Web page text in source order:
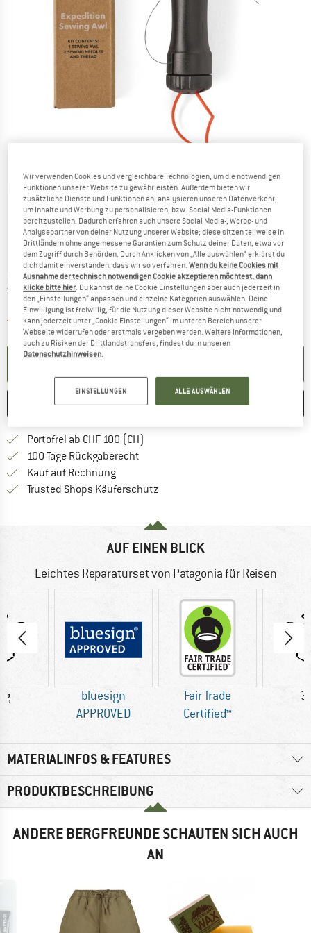
Detailansichten
Preis:CHF28.95 inkl. MwSt., zollfreie Lieferung
zzgl. VersandkostenInformationen zu den Versandkosten. Öffnet sich in
Artikel zur Zeit leider ausverkauftDer Link öffnet sich in einer Infobox
MERKEN VERGLEICHEN
Portofrei ab CHF 100 (CH)
100 Tage Rückgaberecht
Kauf auf RechnungFinde die Zahlungs-Infos hier! Öffnet
Trusted Shops Käuferschutz
AUF EINEN BLICK
Leichtes Reparaturset von Patagonia für Reisen
g
bluesign
APPROVED
Fair Trade
Certified™
MATERIALINFOS & FEATURES
PRODUKTBESCHREIBUNG
ANDERE BERGFREUNDE SCHAUTEN SICH AUCH
AN
Wir verwenden Cookies und vergleichbare Technologien, um die notwendigen
Funktionen unserer Website zu gewährleisten. Außerdem bieten wir
zusätzliche Dienste und Funktionen an, analysieren unseren Datenverkehr,
um Inhalte und Werbung zu personalisieren, bzw. Social Media-Funktionen
bereitzustellen. Dadurch erfahren auch unsere Social Media-, Werbe- und
Analysepartner von deiner Nutzung unserer Website; diese sitzen teilweise in
Drittländern ohne angemessene Garantien zum Schutz deiner Daten, etwa vor
dem Zugriff durch Behörden. Durch Anklicken von „Alle auswählen“ erklärst du
dich damit einverstanden, dass wir so verfahren.Wenn du keine Cookies mit
Ausnahme der technisch notwendigen Cookie akzeptieren möchtest, dann
klicke bitte hier . Du kannst deine Cookie Einstellungen aber auch jederzeit in
den „Einstellungen“ anpassen und einzelne Kategorien auswählen. Deine
Einwilligung ist freiwillig, für die Nutzung dieser Website nicht notwendig und
kann jederzeit unter „Cookie Einstellungen“ im unteren Bereich unserer
Webseite widerrufen oder erstmals vergeben werden. Weitere Informationen,
auch zu Risiken der Drittlandstransfers, findest du in unseren
Datenschutzhinweisen
EINSTELLUNGEN ALLE AUSWÄHLEN